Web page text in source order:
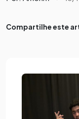
Compartilhe este